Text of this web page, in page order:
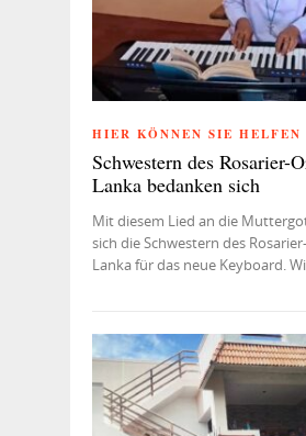
HIER KÖNNEN SIE HELFEN
Schwestern des Rosarier-
Lanka bedanken sich
Mit diesem Lied an die
sich die Schwestern des
Lanka für das neue Keyboard.